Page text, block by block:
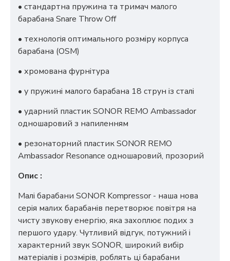
• стандартна пружина та тримач малого
барабана Snare Throw Off
• технологія оптимального розміру корпуса
барабана (OSM)
• хромована фурнітура
• у пружині малого барабана 18 струн із сталі
• ударний пластик SONOR REMO Ambassador
одношаровий з напиленням
• резонаторний пластик SONOR REMO
Ambassador Resonance одношаровий, прозорий
Опис :
Малі барабани SONOR Kompressor - наша нова
серія малих барабанів перетворює повітря на
чисту звукову енергію, яка захоплює подих з
першого удару. Чутливий відгук, потужний і
характерний звук SONOR, широкий вибір
матеріалів і розмірів, роблять ці барабани